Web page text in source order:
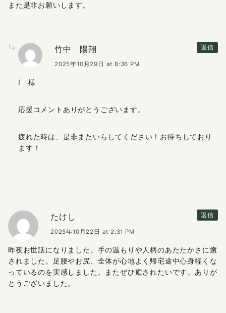
また是非お願いします。
返信
竹中 陽翔
2025年10月29日 at 8:36 PM
I 様
応援コメントありがとうございます。
疲れた時は、是非またいらしてください！お待ちしており
ます！
返信
たけし
2025年10月22日 at 2:31 PM
昨夜お世話になりました。手の温もりや人柄のあたたかさに癒
されました。足腰やお尻、全体が心地よく帰宅途中心身軽くな
っているのを実感しました。またぜひ癒されたいです。ありが
とうございました。